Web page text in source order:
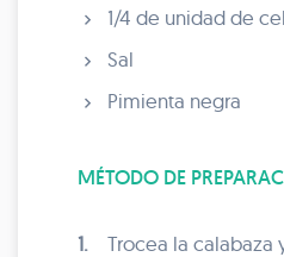
1/4 de unidad de
Sal
Pimienta negra
MÉTODO DE
1.
Trocea la calabaza